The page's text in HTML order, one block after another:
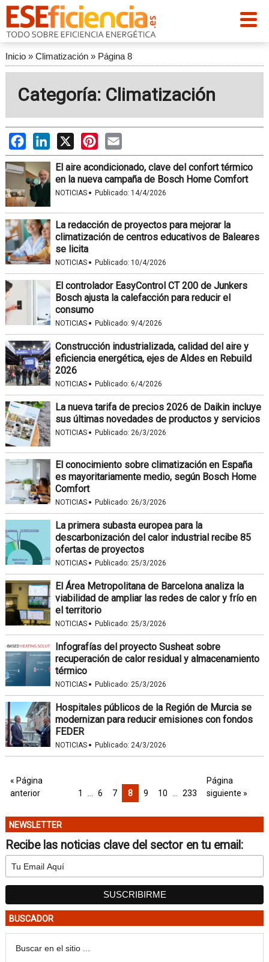
Inicio» Climatización» Página 8
Categoría: Climatización
FacebookLinkedIn
X PinterestEmail
El aire acondicionado, clave del confort térmico
en la nueva campaña de Bosch Home Comfort
NOTICIAS · Publicado: 14/4/2026
La redacción de proyectos para mejorar la
climatización de centros educativos de Baleares
se licita
NOTICIAS · Publicado: 10/4/2026
El controlador EasyControl CT 200 de Junkers
Bosch ajusta la calefacción para reducir el
consumo
NOTICIAS · Publicado: 9/4/2026
Construcción industrializada, calidad del aire y
eficiencia energética, ejes de Aldes en Rebuild
2026
NOTICIAS · Publicado: 6/4/2026
La nueva tarifa de precios 2026 de Daikin incluye
sus últimas novedades de productos y servicios
NOTICIAS · Publicado: 26/3/2026
El conocimiento sobre climatización en España
es mayoritariamente medio, según Bosch Home
Comfort
NOTICIAS · Publicado: 26/3/2026
La primera subasta europea para la
descarbonización del calor industrial recibe 85
ofertas de proyectos
NOTICIAS · Publicado: 25/3/2026
El Área Metropolitana de Barcelona analiza la
viabilidad de ampliar las redes de calor y frío en
el territorio
NOTICIAS · Publicado: 25/3/2026
Infografías del proyecto Susheat sobre
recuperación de calor residual y almacenamiento
térmico
NOTICIAS · Publicado: 25/3/2026
Hospitales públicos de la Región de Murcia se
modernizan para reducir emisiones con fondos
FEDER
NOTICIAS · Publicado: 24/3/2026
« Página
anterior
1 6 7 8 9 10 233
Página
siguiente »
NEWSLETTER
Recibe las noticias clave del sector en tu email:
BUSCADOR